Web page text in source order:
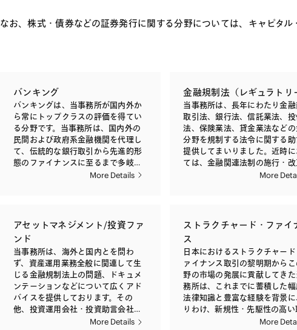
なお、株式・債券などの証券発行に関する分野については、キャピタル
バンキング
バンキングは、当事務所が国内外か
ら常にトップクラスの評価を得てい
る分野です。当事務所は、国内外の
民間および政府系金融機関を代理し
て、伝統的な銀行取引から先進的形
態のファイナンスに至るまで多岐に
わたる金融取引を数多く手がけてお
よびシンジケートローンをはじめと
して、担保取引、ABL（アセット・
ベースド・レンディング）、ファク
タリングや、ストラクチャード・フ
ァイナンス、プロジェクト・ファイ
ナンス、不動産ファイナンス、買収
ファイナンス、DIPファイナンスな
ど多様な種類のファイナンス取引、
また、レポ取引や証券貸借取引に関
しては、幅広い金融取引に関する経
More Details
金融規制法（レギュラトリ
当事務所は、長年にわたり金
取引法、銀行法、信託業法、
法、保険業法、貸金業法などの
分野を規制する法令に関する助
提供してまいりました。近時に
ては、金融関連法制の施行・改
スピードが著しく、規制の内
経験をもつ弁護士が、国内外の
機関より日常的に金融規制に関
相談を受け、常に最先端の問題
取り組み、ノウハウを蓄積して
り、適切な助言を提供できる
整えております。これにより、
務所は、金融規制法（レギュラ
ー）の分野において国内外の金
関から極めて高い評価を得てお
More
アセットマネジメント/投資ファ
ンド
当事務所は、海外と国内とを問わ
ず、資産運用業務全般に関連して生
じる金融規制法上の問題、ドキュメ
ンテーションなどについて広くアド
バイスを提供しております。その
他、投資運用会社・投資助言会社の
設立・登録、適格機関投資家など特
More Details
ストラクチャード・ファイ
ス
日本におけるストラクチャード
ァイナンス取引の黎明期から
野の市場の発展に貢献してき
務所は、これまでに蓄積した幅
法律知識と豊富な経験を背景に
りわけ、新規性・先駆性の高い
において、迅速かつ的確なサ
More